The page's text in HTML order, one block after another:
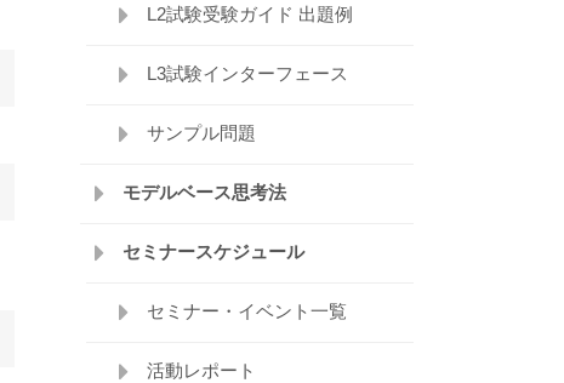
L2試験受験ガイド 出題例
L3試験インターフェース
サンプル問題
モデルベース思考法
セミナースケジュール
セミナー・イベント一覧
活動レポート